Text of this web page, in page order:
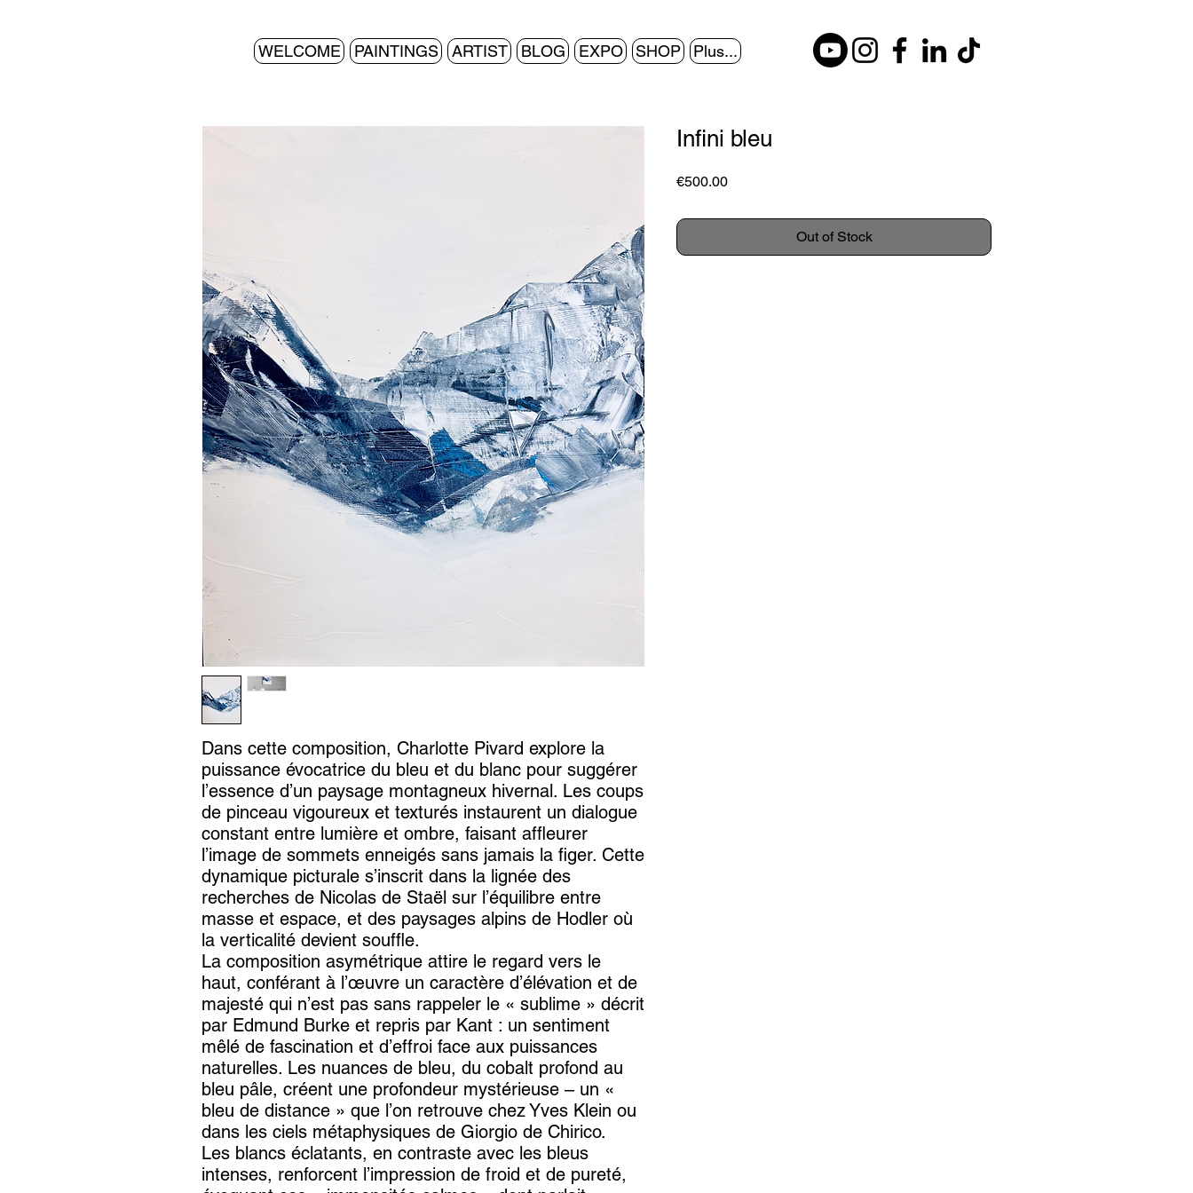
WELCOME PAINTINGS ARTIST BLOG EXPO SHOP Plus...
Dans cette composition, Charlotte Pivard explore la
puissance évocatrice du bleu et du blanc pour suggérer
l’essence d’un paysage montagneux hivernal. Les coups
de pinceau vigoureux et texturés instaurent un dialogue
constant entre lumière et ombre, faisant affleurer
l’image de sommets enneigés sans jamais la figer. Cette
dynamique picturale s’inscrit dans la lignée des
recherches de Nicolas de Staël sur l’équilibre entre
masse et espace, et des paysages alpins de Hodler où
la verticalité devient souffle.
La composition asymétrique attire le regard vers le
haut, conférant à l’œuvre un caractère d’élévation et de
majesté qui n’est pas sans rappeler le « sublime » décrit
par Edmund Burke et repris par Kant : un sentiment
mêlé de fascination et d’effroi face aux puissances
naturelles. Les nuances de bleu, du cobalt profond au
bleu pâle, créent une profondeur mystérieuse – un «
bleu de distance » que l’on retrouve chez Yves Klein ou
dans les ciels métaphysiques de Giorgio de Chirico.
Les blancs éclatants, en contraste avec les bleus
intenses, renforcent l’impression de froid et de pureté,
Infini bleu
€500.00Price
Out of Stock